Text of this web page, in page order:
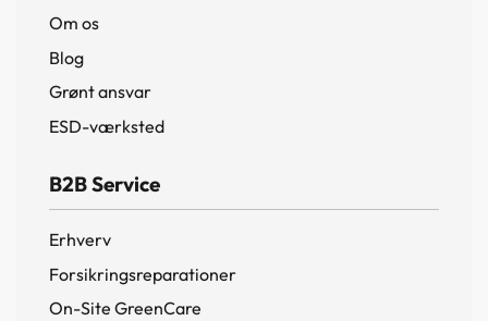
Om os
Blog
Grønt ansvar
ESD-værksted
B2B Service
Erhverv
Forsikringsreparationer
On-Site GreenCare